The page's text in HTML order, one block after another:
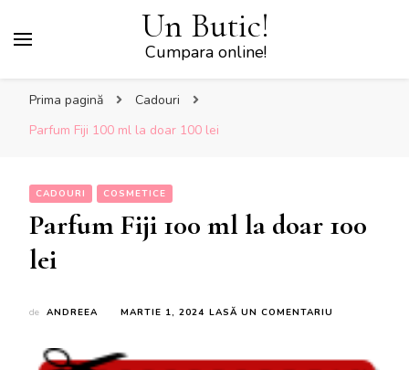
Un Butic!
Cumpara online!
Prima pagină
Cadouri
Parfum Fiji 100 ml la doar 100 lei
CADOURI COSMETICE
Parfum Fiji 100 ml la doar 100
lei
de ANDREEA MARTIE 1, 2024 LASĂ UN COMENTARIU
100